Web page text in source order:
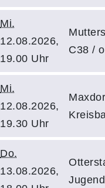
Mi.
12.08.2026,
19.00 Uhr
C38 /
Mi.
12.08.2026,
19.30 Uhr
Do.
13.08.2026,